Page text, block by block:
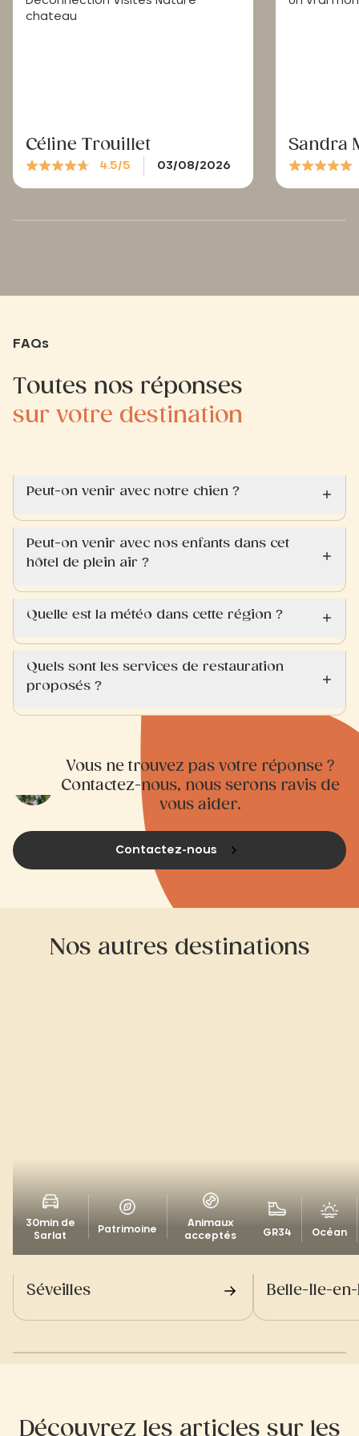
chateau
Céline Trouillet
4.5/5 03/08/2026
Sandra
FAQs
Toutes nos réponses
sur votre destination
Peut-on venir avec notre chien ?
Peut-on venir avec nos enfants dans cet
hôtel de plein air ?
Quelle est la météo dans cette région ?
Quels sont les services de restauration
proposés ?
Vous ne trouvez pas votre réponse ?
Contactez-nous, nous serons ravis de
vous aider.
Contactez-nous
Nos autres destinations
30min de
Sarlat
Patrimoine
Animaux
acceptés
Séveilles
GR34 Océan
Belle-Ile-
Découvrez les articles sur les